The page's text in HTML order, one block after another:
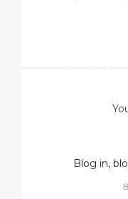
Blog in,